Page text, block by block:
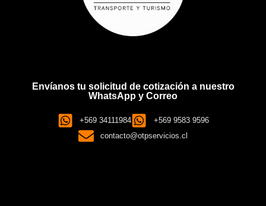
Envíanos tu solicitud de cotización a nuestro
WhatsApp y Correo
+569 34111984
+569 9583 9596
contacto@otpservicios.cl